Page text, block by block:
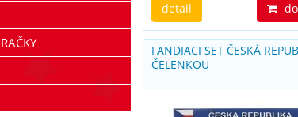
detail
FANDIACI SET ČESKÁ
ČELENKOU